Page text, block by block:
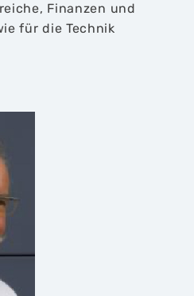
Finanzen und
für die Technik